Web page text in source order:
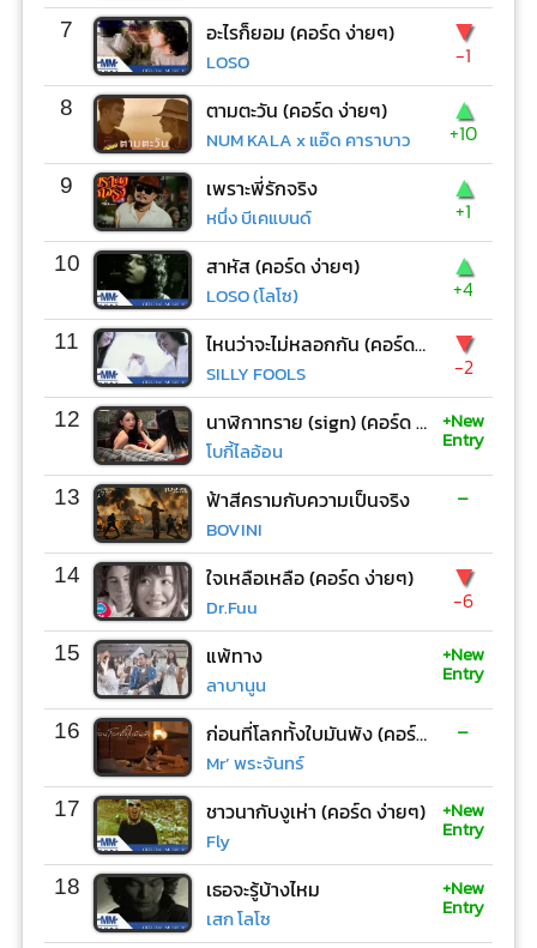
7 อะไรก็ยอม (คอร์ด ง่ายๆ)
LOSO
▼
-1
8 ตามตะวัน (คอร์ด ง่ายๆ)
NUM KALA x แอ๊ด คาราบาว
▲
+10
9 เพราะพี่รักจริง
หนึ่ง บีเคแบนด์
▲
+1
10 สาหัส (คอร์ด ง่ายๆ)
LOSO (โลโซ)
▲
+4
11 ไหนว่าจะไม่หลอกกัน (คอร์ด ง่ายๆ)
SILLY FOOLS
▼
-2
12 นาฬิกาทราย (sign) (คอร์ด ง่ายๆ)
โบกี้ไลอ้อน
+New
Entry
13 ฟ้าสีครามกับความเป็นจริง
BOVINI
-
14 ใจเหลือเหลือ (คอร์ด ง่ายๆ)
Dr.Fuu
▼
-6
15 แพ้ทาง
ลาบานูน
+New
Entry
16 ก่อนที่โลกทั้งใบมันพัง (คอร์ด ง่ายๆ)
Mr’ พระจันทร์
-
17 ชาวนากับงูเห่า (คอร์ด ง่ายๆ)
Fly
+New
Entry
18 เธอจะรู้บ้างไหม
เสก โลโซ
+New
Entry